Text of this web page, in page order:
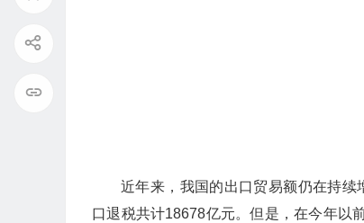
近年来，我国的出口贸易额仍在持续
口退税共计18678亿元。但是，在今年以